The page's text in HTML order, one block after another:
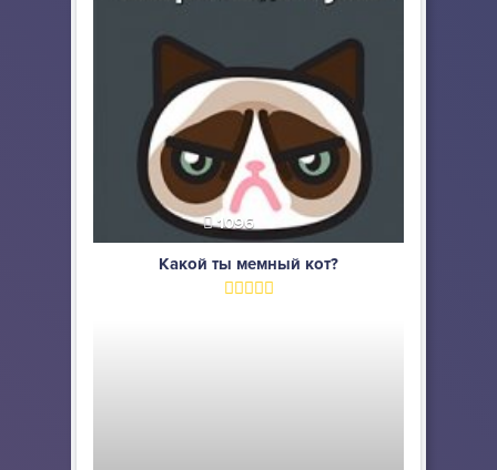
1096
Какой ты мемный кот?